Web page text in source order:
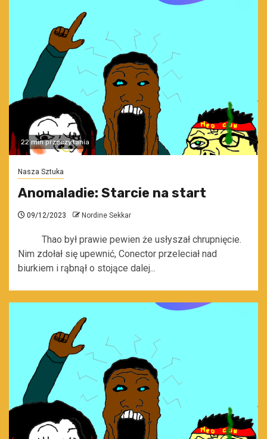
22 min przeczytania
Nasza Sztuka
Anomaladie: Starcie na start
09/12/2023 Nordine Sekkar
Thao był prawie pewien że usłyszał chrupnięcie.
Nim zdołał się upewnić, Conector przeleciał nad
biurkiem i rąbnął o stojące dalej...